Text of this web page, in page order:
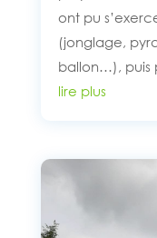
ont pu
(jonglage,
ballon…), puis
lire plus